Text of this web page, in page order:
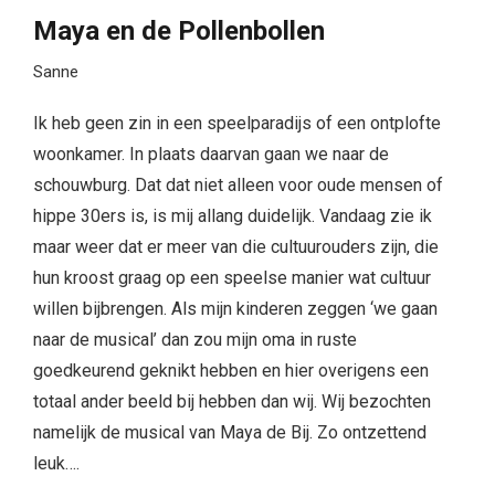
Maya en de Pollenbollen
Sanne
Ik heb geen zin in een speelparadijs of een ontplofte
woonkamer. In plaats daarvan gaan we naar de
schouwburg. Dat dat niet alleen voor oude mensen of
hippe 30ers is, is mij allang duidelijk. Vandaag zie ik
maar weer dat er meer van die cultuurouders zijn, die
hun kroost graag op een speelse manier wat cultuur
willen bijbrengen. Als mijn kinderen zeggen ‘we gaan
naar de musical’ dan zou mijn oma in ruste
goedkeurend geknikt hebben en hier overigens een
totaal ander beeld bij hebben dan wij. Wij bezochten
namelijk de musical van Maya de Bij. Zo ontzettend
leuk….